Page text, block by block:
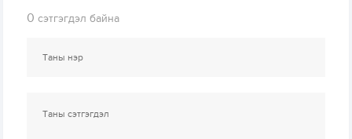
0 сэтгэгдэл байна